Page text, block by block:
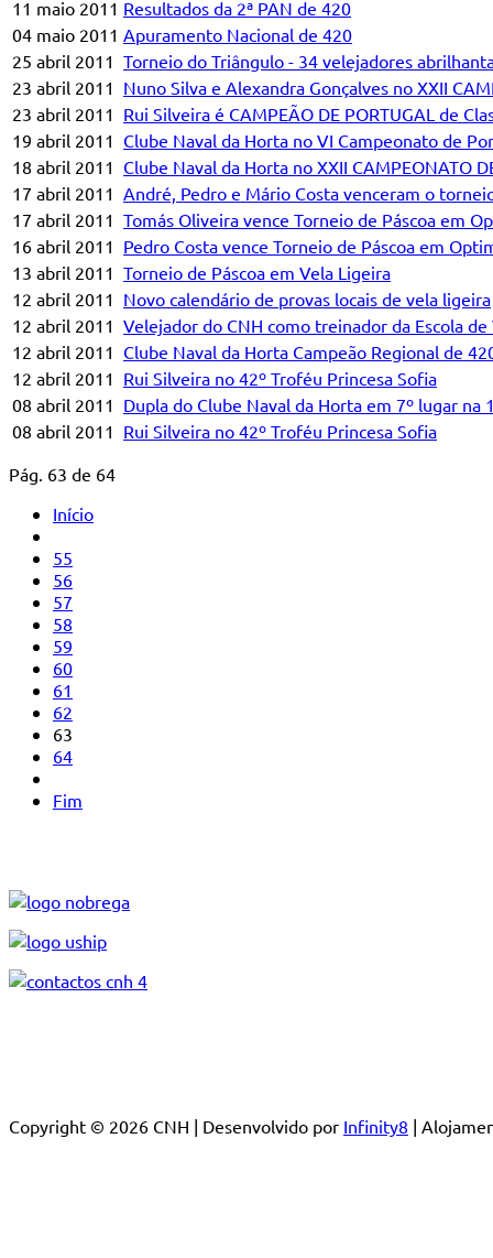
11 maio 2011 Resultados da 2ª PAN de 420
04 maio 2011 Apuramento Nacional de 420
25 abril 2011 Torneio do Triângulo - 34 velejadores
23 abril 2011 Nuno Silva e Alexandra Gonçalves no XXII
23 abril 2011 Rui Silveira é CAMPEÃO DE PORTUGAL de
19 abril 2011 Clube Naval da Horta no VI Campeonato de
18 abril 2011 Clube Naval da Horta no XXII CAMPEONATO
17 abril 2011 André, Pedro e Mário Costa venceram o
17 abril 2011 Tomás Oliveira vence Torneio de Páscoa em
16 abril 2011 Pedro Costa vence Torneio de Páscoa em
13 abril 2011 Torneio de Páscoa em Vela Ligeira
12 abril 2011 Novo calendário de provas locais de vela ligeira
12 abril 2011 Velejador do CNH como treinador da Escola de
12 abril 2011 Clube Naval da Horta Campeão Regional de
12 abril 2011 Rui Silveira no 42º Troféu Princesa Sofia
08 abril 2011 Dupla do Clube Naval da Horta em 7º lugar na
08 abril 2011 Rui Silveira no 42º Troféu Princesa Sofia
Pág. 63 de 64
Início
55
56
57
58
59
60
61
62
63
64
Fim
Copyright © 2026 CNH | Desenvolvido por Infinity8 |